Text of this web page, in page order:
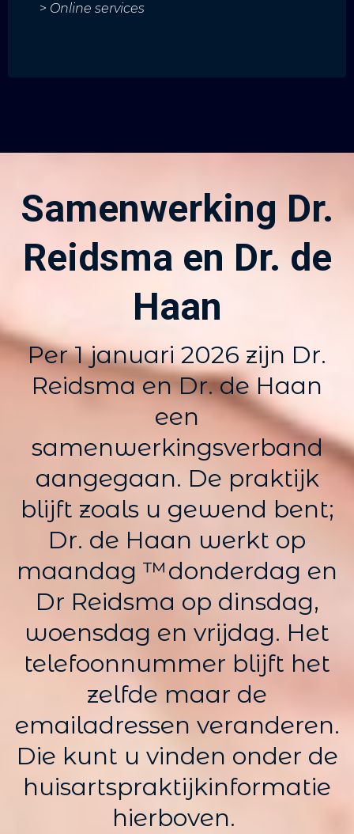
> Online services
Samenwerking Dr.
Reidsma en Dr. de
Haan
Per 1 januari 2026 zijn Dr.
Reidsma en Dr. de Haan
een
samenwerkingsverband
aangegaan. De praktijk
blijft zoals u gewend bent;
Dr. de Haan werkt op
maandag ™donderdag en
Dr Reidsma op dinsdag,
woensdag en vrijdag. Het
telefoonnummer blijft het
zelfde maar de
emailadressen veranderen.
Die kunt u vinden onder de
huisartspraktijkinformatie
hierboven.